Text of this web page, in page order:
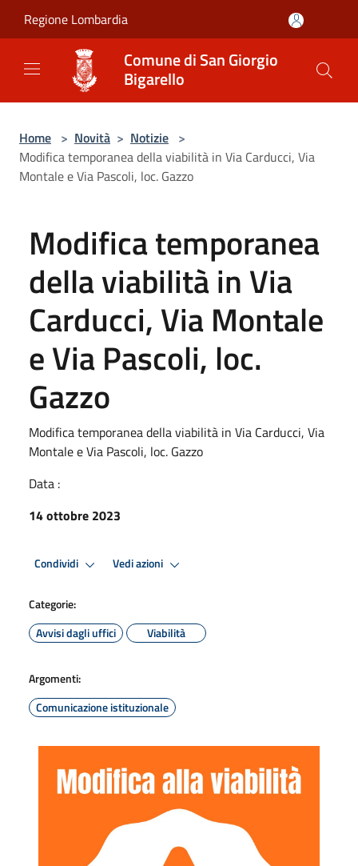
Regione Lombardia
Comune di San Giorgio
Bigarello
Home > Novità > Notizie >
Modifica temporanea della viabilità in Via Carducci, Via
Montale e Via Pascoli, loc. Gazzo
Modifica temporanea
della viabilità in Via
Carducci, Via Montale
e Via Pascoli, loc.
Gazzo
Modifica temporanea della viabilità in Via Carducci, Via
Montale e Via Pascoli, loc. Gazzo
Data :
14 ottobre 2023
Condividi Vedi azioni
Categorie:
Avvisi dagli uffici
Viabilità
Argomenti:
Comunicazione istituzionale